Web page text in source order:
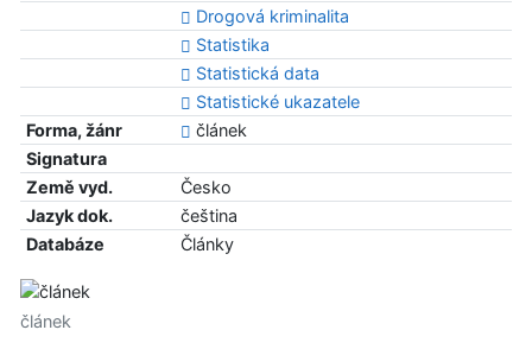
Drogová kriminalita
Statistika
Statistická data
Statistické ukazatele
Forma, žánr
článek
Signatura
Země vyd.
Česko
Jazyk dok.
čeština
Databáze
Články
článek